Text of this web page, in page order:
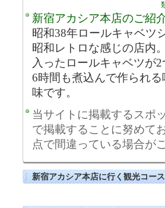
新宿アカシア本店のご紹
昭和38年ロールキャベツ
昭和レトロな感じの店内
入ったロールキャベツが2
6時間も煮込んで作られ
味です。
当サイトに掲載するスポ
で掲載することに努めて
点で間違っている場合が
新宿アカシア本店に行く観光コース